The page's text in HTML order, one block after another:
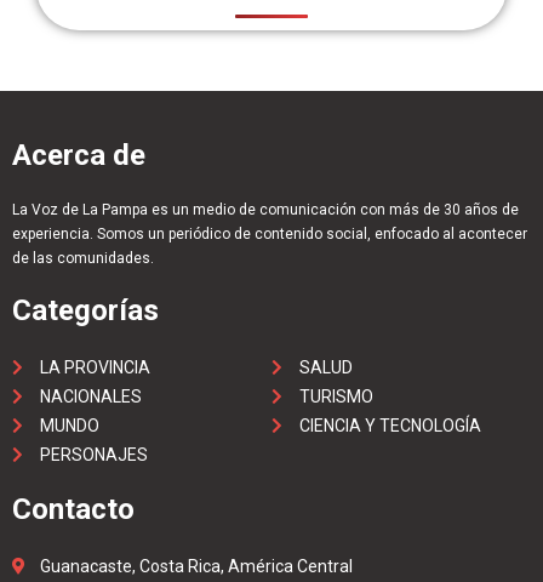
Acerca de
La Voz de La Pampa es un medio de comunicación con más de 30 años de
experiencia. Somos un periódico de contenido social, enfocado al acontecer
de las comunidades.
Categorías
LA PROVINCIA
NACIONALES
MUNDO
PERSONAJES
SALUD
TURISMO
CIENCIA Y TECNOLOGÍA
Contacto
Guanacaste, Costa Rica, América Central